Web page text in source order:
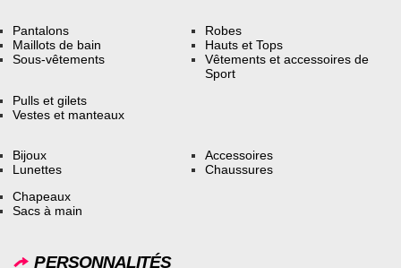
Pantalons
Maillots de bain
Sous-vêtements
Robes
Hauts et Tops
Vêtements et accessoires de
Sport
Pulls et gilets
Vestes et manteaux
Bijoux
Lunettes
Accessoires
Chaussures
Chapeaux
Sacs à main
PERSONNALITÉS